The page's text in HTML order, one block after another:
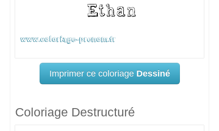
Imprimer ce coloriage Dessiné
Coloriage Destructuré